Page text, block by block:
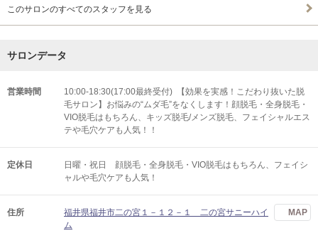
このサロンのすべてのスタッフを見る
サロンデータ
営業時間
10:00-18:30(17:00最終受付) 【効果を実感！こだわり抜いた脱
毛サロン】お悩みの“ムダ毛”をなくします！顔脱毛・全身脱毛・
VIO脱毛はもちろん、キッズ脱毛/メンズ脱毛、フェイシャルエス
テや毛穴ケアも人気！！
定休日
日曜・祝日 顔脱毛・全身脱毛・VIO脱毛はもちろん、フェイシ
ャルや毛穴ケアも人気！
住所
福井県福井市二の宮１－１２－１ 二の宮サニーハイ
ム
MAP